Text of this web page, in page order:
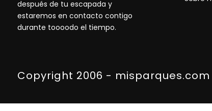
después de tu escapada y
estaremos en contacto contigo
durante toooodo el tiempo.
Copyright 2006 - misparques.com